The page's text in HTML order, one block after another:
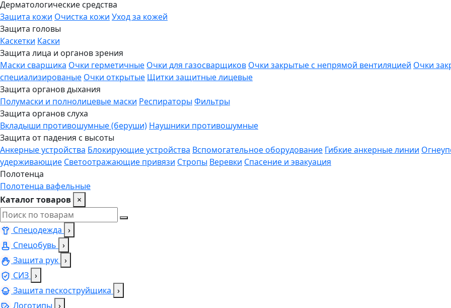
Дерматологические средства
Защита кожи Очистка кожи Уход за кожей
Защита головы
Каскетки Каски
Защита лица и органов зрения
Маски сварщика Очки герметичные Очки для газосварщиков Очки закрытые с непрямой вентиляцией Очки
специализированые Очки открытые Щитки защитные лицевые
Защита органов дыхания
Полумаски и полнолицевые маски Респираторы Фильтры
Защита органов слуха
Вкладыши противошумные (беруши) Наушники противошумные
Защита от падения с высоты
Анкерные устройства Блокирующие устройства Вспомогательное оборудование Гибкие анкерные линии
удерживающие Светоотражающие привязи Стропы Веревки Спасение и эвакуация
Полотенца
Полотенца вафельные
Каталог товаров ×
Спецодежда ›
Спецобувь ›
Защита рук ›
СИЗ ›
Защита пескоструйщика ›
Логотипы ›